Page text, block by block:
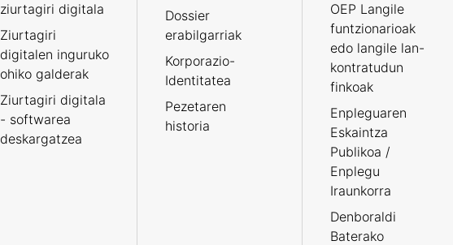
ziurtagiri digitala
Ziurtagiri
digitalen inguruko
ohiko galderak
Ziurtagiri digitala
- softwarea
deskargatzea
Dossier
erabilgarriak
Korporazio-
Identitatea
Pezetaren
historia
OEP Langile
funtzionarioak
edo langile lan-
kontratudun
finkoak
Enpleguaren
Eskaintza
Publikoa /
Enplegu
Iraunkorra
Denboraldi
Baterako